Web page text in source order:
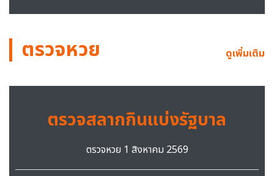
ตรวจหวย ดูเพิ่มเติม
ตรวจสลากกินแบ่งรัฐบาล
ตรวจหวย 1 สิงหาคม 2569